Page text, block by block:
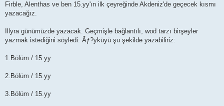
Firble, Alenthas ve ben 15.yy'ın ilk çeyreğinde Akdeniz'de geçecek kısmı
yazacağız.
Illyra günümüzde yazacak. Geçmişle bağlantılı, wod tarzı birşeyler
yazmak istediğini söyledi. Ãƒ?yküyü şu şekilde yazabiliriz:
1.Bölüm / 15.yy
2.Bölüm / 15.yy
3.Bölüm / 15.yy